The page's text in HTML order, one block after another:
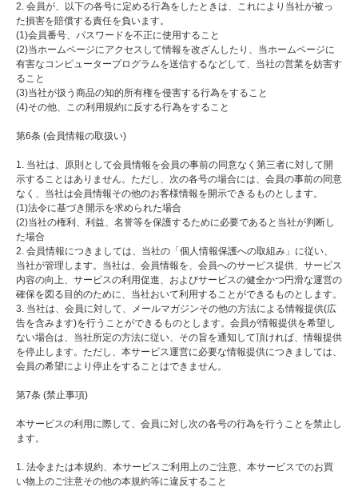
2. 会員が、以下の各号に定める行為をしたときは、これにより当社が被っ
た損害を賠償する責任を負います。
(1)会員番号、パスワードを不正に使用すること
(2)当ホームページにアクセスして情報を改ざんしたり、当ホームページに
有害なコンピュータープログラムを送信するなどして、当社の営業を妨害す
ること
(3)当社が扱う商品の知的所有権を侵害する行為をすること
(4)その他、この利用規約に反する行為をすること
第6条 (会員情報の取扱い)
1. 当社は、原則として会員情報を会員の事前の同意なく第三者に対して開
示することはありません。ただし、次の各号の場合には、会員の事前の同意
なく、当社は会員情報その他のお客様情報を開示できるものとします。
(1)法令に基づき開示を求められた場合
(2)当社の権利、利益、名誉等を保護するために必要であると当社が判断し
た場合
2. 会員情報につきましては、当社の「個人情報保護への取組み」に従い、
当社が管理します。当社は、会員情報を、会員へのサービス提供、サービス
内容の向上、サービスの利用促進、およびサービスの健全かつ円滑な運営の
確保を図る目的のために、当社おいて利用することができるものとします。
3. 当社は、会員に対して、メールマガジンその他の方法による情報提供(広
告を含みます)を行うことができるものとします。会員が情報提供を希望し
ない場合は、当社所定の方法に従い、その旨を通知して頂ければ、情報提供
を停止します。ただし、本サービス運営に必要な情報提供につきましては、
会員の希望により停止をすることはできません。
第7条 (禁止事項)
本サービスの利用に際して、会員に対し次の各号の行為を行うことを禁止し
ます。
1. 法令または本規約、本サービスご利用上のご注意、本サービスでのお買
い物上のご注意その他の本規約等に違反すること